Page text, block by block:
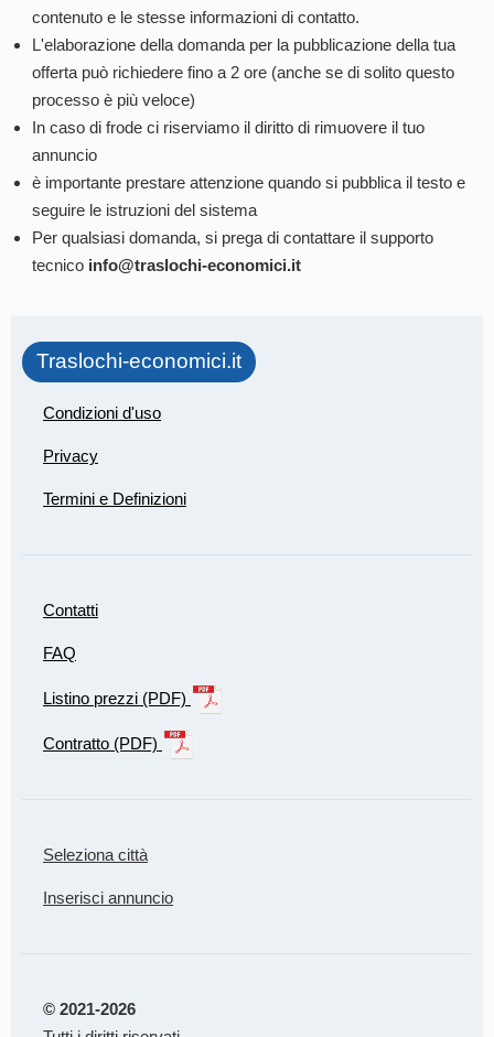
contenuto e le stesse informazioni di contatto.
L'elaborazione della domanda per la pubblicazione della tua
offerta può richiedere fino a 2 ore (anche se di solito questo
processo è più veloce)
In caso di frode ci riserviamo il diritto di rimuovere il tuo
annuncio
è importante prestare attenzione quando si pubblica il testo e
seguire le istruzioni del sistema
Per qualsiasi domanda, si prega di contattare il supporto
tecnico info@traslochi-economici.it
Traslochi-economici.it
Condizioni d'uso
Privacy
Termini e Definizioni
Contatti
FAQ
Listino prezzi (PDF)
Contratto (PDF)
Seleziona città
Inserisci annuncio
© 2021-2026